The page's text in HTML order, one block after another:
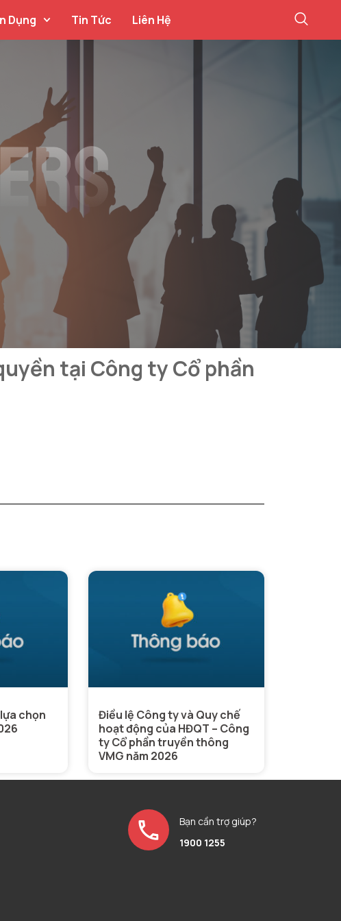
Dụng Tin Tức Liên Hệ
tại Công ty Cổ phần
chọn
Điều lệ Công ty và Quy chế
hoạt động của HĐQT – Công
ty Cổ phần truyền thông
VMG năm 2026
Bạn cần trợ giúp?
1900 1255